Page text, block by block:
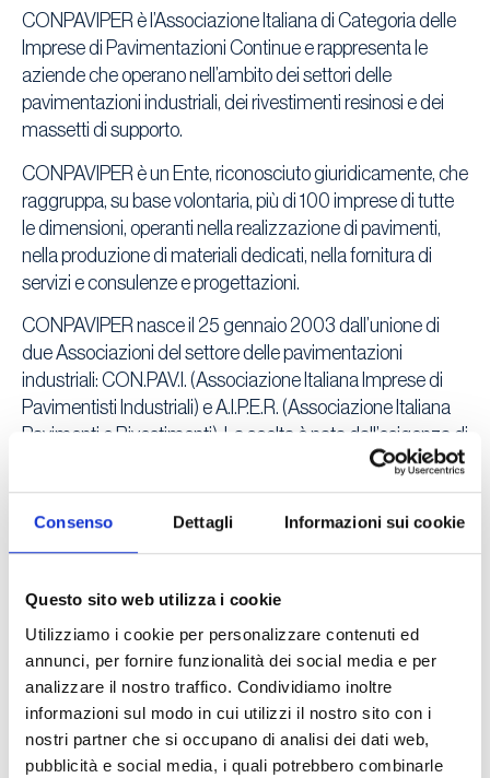
Consenso Dettagli Informazioni sui cookie
Questo sito web utilizza i cookie
Utilizziamo i cookie per personalizzare contenuti ed
annunci, per fornire funzionalità dei social media e per
analizzare il nostro traffico. Condividiamo inoltre
informazioni sul modo in cui utilizzi il nostro sito con i
nostri partner che si occupano di analisi dei dati web,
pubblicità e social media, i quali potrebbero combinarle
CONPAVIPER è l’Associazione Italiana di Categoria delle
Imprese di Pavimentazioni Continue e rappresenta le
aziende che operano nell’ambito dei settori delle
pavimentazioni industriali, dei rivestimenti resinosi e dei
massetti di supporto.
CONPAVIPER è un Ente, riconosciuto giuridicamente, che
raggruppa, su base volontaria, più di 100 imprese di tutte
le dimensioni, operanti nella realizzazione di pavimenti,
nella produzione di materiali dedicati, nella fornitura di
servizi e consulenze e progettazioni.
CONPAVIPER nasce il 25 gennaio 2003 dall’unione di
due Associazioni del settore delle pavimentazioni
industriali: CON.PAV.I. (Associazione Italiana Imprese di
Pavimentisti Industriali) e A.I.P.E.R. (Associazione Italiana
Pavimenti e Rivestimenti). La scelta è nata dall’esigenza di
dare luogo ad un soggetto istituzionale che potesse
rappresentare in modo più completo e più forte il settore
con l’obiettivo primario di promuovere tutte quelle iniziative
delle modalità di impiego dei pavimenti industriali.
L’Associazione ha per scopo:
la tutela degli interessi dei propri iscritti, anche
mediante assistenza ed informazione
la promozione di tutte le iniziative volte alla
divulgazione e ad un sempre più ampio e corretto